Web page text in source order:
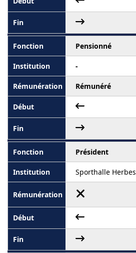
Pensionné
-
Rémunéré
Président
Sporthalle